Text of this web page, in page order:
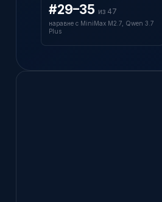
#29–35 из 47
наравне с MiniMax M2.7, Qwen 3.7
Plus